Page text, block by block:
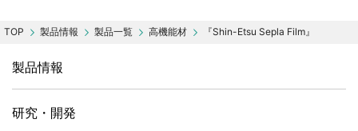
製品情報 製品一覧 高機能材 『Shin-Etsu Sepla Film』
製品情報
研究・開発